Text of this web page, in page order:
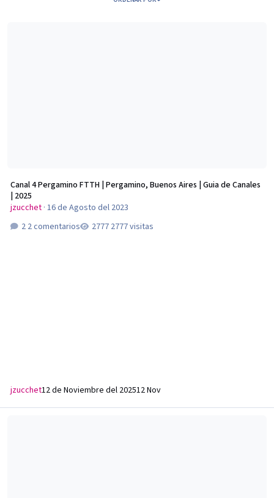
Canal 4 Pergamino FTTH | Pergamino, Buenos Aires | Guia de Canales
| 2025
jzucchet· 16 de Agosto del 2023
2 comentarios
2777 visitas
jzucchet12 de Noviembre del 202512 Nov